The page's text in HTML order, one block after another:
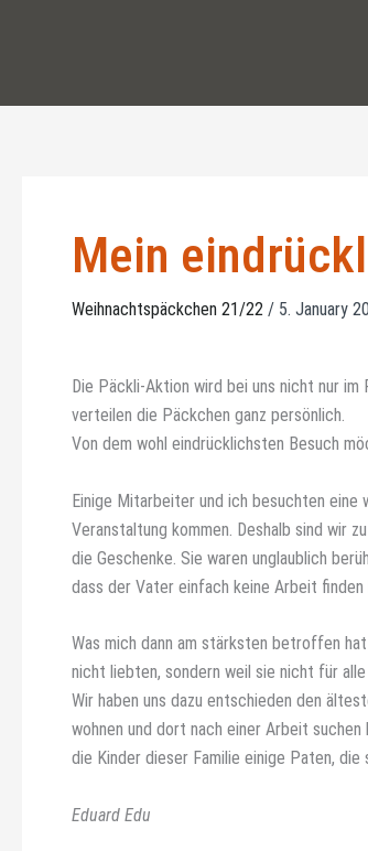
Mein
Weihnachtspäckchen 21/22 / 5. January
Die Päckli-Aktion wird bei uns nicht nur im
verteilen die Päckchen ganz persönlich.
Von dem wohl eindrücklichsten Besuch
Einige Mitarbeiter und ich besuchten eine
Veranstaltung kommen. Deshalb sind wir
die Geschenke. Sie waren unglaublich
dass der Vater einfach keine Arbeit finden
Was mich dann am stärksten betroffen
nicht liebten, sondern weil sie nicht für
Wir haben uns dazu entschieden den
wohnen und dort nach einer Arbeit
die Kinder dieser Familie einige Paten,
Eduard Edu